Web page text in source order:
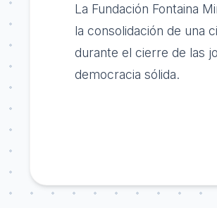
La Fundación Fontaina
la consolidación de una
durante el cierre de las
democracia sólida.